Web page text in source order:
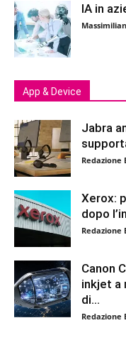
IA in
App & Device
Jabra
Redazione
Xerox:
dopo
Redazione
Canon
inkjet a
di...
Redazione